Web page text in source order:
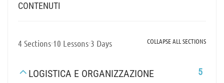
CONTENUTI
4 Sections 10 Lessons 3 Days COLLAPSE ALL SECTIONS
LOGISTICA E ORGANIZZAZIONE 5